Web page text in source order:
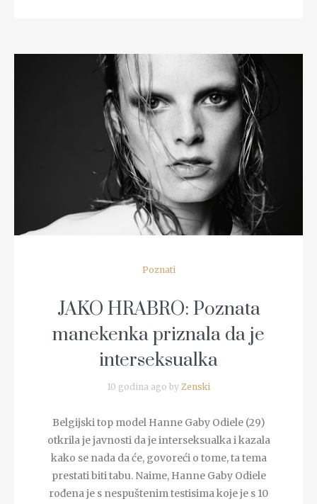
READ MORE
Poznati
JAKO HRABRO: Poznata
manekenka priznala da je
interseksualka
10 godina ago by Zenski
Belgijski top model Hanne Gaby Odiele (29)
otkrila je javnosti da je interseksualka i kazala
kako se nada da će, govoreći o tome, ta tema
prestati biti tabu. Naime, Hanne Gaby Odiele
rođena je s nespuštenim testisima koje je s 10